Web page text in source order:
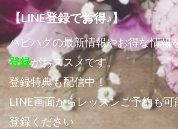
【LINE登録でお得♪】
ハピハグの最新情報やお得な情報
登録がおススメです。
登録特典も配信中！
LINE画面からレッスンご予約も
登録ください